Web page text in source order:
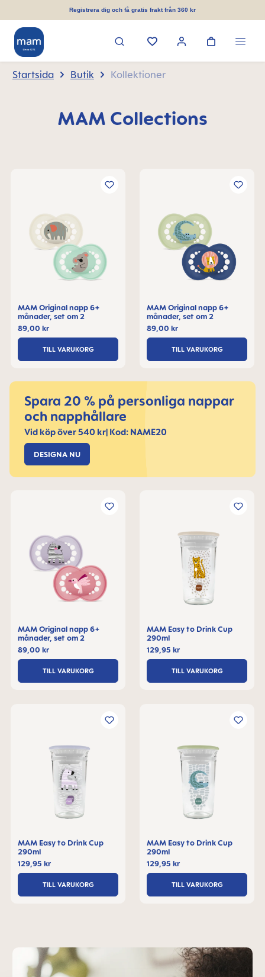
Registrera dig och få gratis frakt från 360 kr
Startsida Butik Kollektioner
MAM Collections
Spara 20 % på personliga nappar
och napphållare
Vid köp över 540 kr| Kod: NAME20
DESIGNA NU
MAM Original napp 6+
månader, set om 2
89,00 kr
TILL VARUKORG
MAM Original napp 6+
månader, set om 2
89,00 kr
TILL VARUKORG
MAM Original napp 6+
månader, set om 2
89,00 kr
TILL VARUKORG
MAM Easy to Drink Cup
290ml
129,95 kr
TILL VARUKORG
MAM Easy to Drink Cup
290ml
129,95 kr
TILL VARUKORG
MAM Easy to Drink Cup
290ml
129,95 kr
TILL VARUKORG
Skip MAM Teaser